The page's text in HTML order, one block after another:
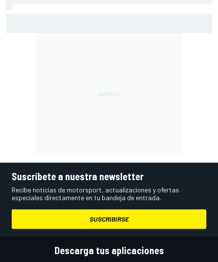
Suscríbete a nuestra newsletter
Recibe noticias de motorsport, actualizaciones y ofertas
especiales directamente en tu bandeja de entrada.
SUSCRIBIRSE
Descarga tus aplicaciones